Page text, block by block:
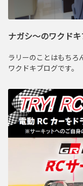
ナガシ～のワクド
ラリーのことはもちろ
ワクドキブログです。